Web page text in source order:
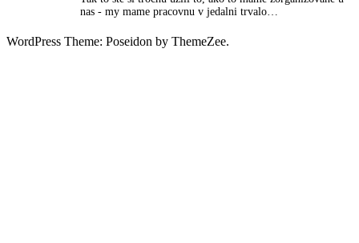
nas - my mame pracovnu v jedalni trvalo…
WordPress Theme: Poseidon by ThemeZee.